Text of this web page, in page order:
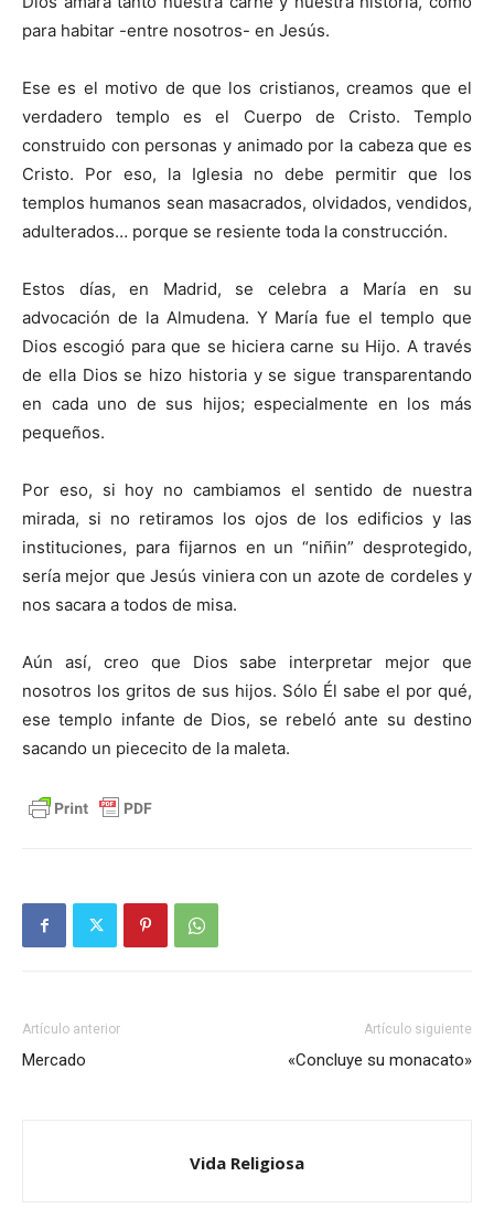
para habitar -entre nosotros- en Jesús.
Ese es el motivo de que los cristianos, creamos que el
verdadero templo es el Cuerpo de Cristo. Templo
construido con personas y animado por la cabeza que es
Cristo. Por eso, la Iglesia no debe permitir que los
templos humanos sean masacrados, olvidados, vendidos,
adulterados… porque se resiente toda la construcción.
Estos días, en Madrid, se celebra a María en su
advocación de la Almudena. Y María fue el templo que
Dios escogió para que se hiciera carne su Hijo. A través
de ella Dios se hizo historia y se sigue transparentando
en cada uno de sus hijos; especialmente en los más
pequeños.
Por eso, si hoy no cambiamos el sentido de nuestra
mirada, si no retiramos los ojos de los edificios y las
instituciones, para fijarnos en un “niñin” desprotegido,
sería mejor que Jesús viniera con un azote de cordeles y
nos sacara a todos de misa.
Aún así, creo que Dios sabe interpretar mejor que
nosotros los gritos de sus hijos. Sólo Él sabe el por qué,
ese templo infante de Dios, se rebeló ante su destino
sacando un piececito de la maleta.
Artículo anterior
Mercado
Artículo siguiente
«Concluye su monacato»
Vida Religiosa